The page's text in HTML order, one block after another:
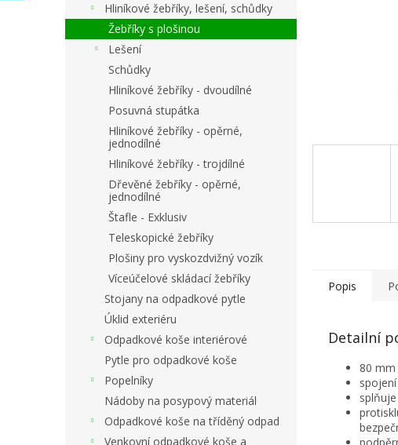
e
l
Hliníkové žebříky, lešení, schůdky
Žebříky s plošinou
Lešení
Schůdky
Hliníkové žebříky - dvoudílné
Posuvná stupátka
Hliníkové žebříky - opěrné,
jednodílné
Hliníkové žebříky - trojdílné
Dřevěné žebříky - opěrné,
jednodílné
Štafle - Exklusiv
Teleskopické žebříky
Plošiny pro vyskozdvižný vozík
Víceúčelové skládací žebříky
Stojany na odpadkové pytle
Úklid exteriéru
Odpadkové koše interiérové
Pytle pro odpadkové koše
Popelníky
Nádoby na posypový materiál
Odpadkové koše na tříděný odpad
Venkovní odpadkové koše a
Popis
Detailní
80 mm